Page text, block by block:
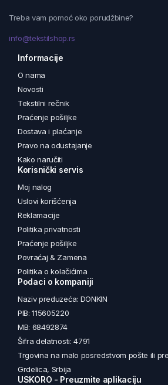
Treba vam pomoć oko porudžbine?
info@tekstilshop.rs
Informacije
O nama
Novosti
Tekstilni rečnik
Praćenje pošiljke
Dostava i plaćanje
Pravo na odustajanje
Kako naručiti
Korisnički servis
Moj nalog
Uslovi korišćenja
Reklamacije
Politika privatnosti
Praćenje pošiljke
Povraćaj & Zamena
Politika o kolačićima
Podaci o kompaniji
Naziv preduzeća: DONKIN
PIB: 115605220
MB: 68492874
Šifra delatnosti: 4791
Trgovina na malo posredstvom pošte ili
Grdelica, Srbija
USKORO - Preuzmite aplikaciju